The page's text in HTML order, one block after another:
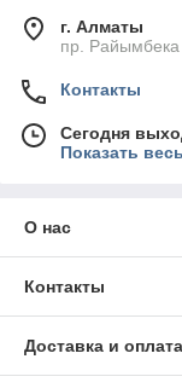
г. Алматы
пр.
Контакты
Сегодня
Показать
О нас
Контакты
Доставка и оплата